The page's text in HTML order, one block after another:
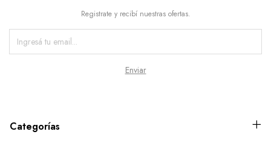
Registrate y recibí nuestras ofertas.
Categorías